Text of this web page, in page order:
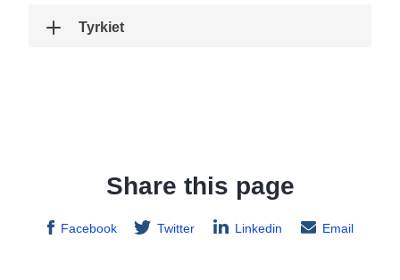
Tyrkiet
Share this page
Facebook Twitter Linkedin Email